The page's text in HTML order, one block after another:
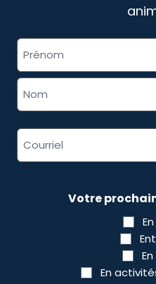
«
Votre
En